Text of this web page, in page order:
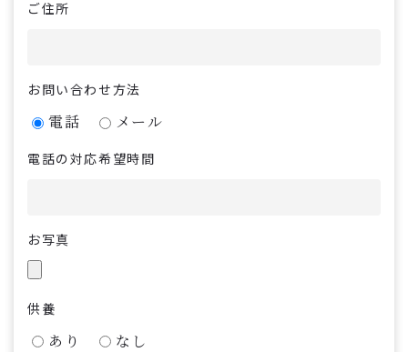
ご住所
お問い合わせ方法
電話 メール
電話の対応希望時間
お写真
供養
あり なし